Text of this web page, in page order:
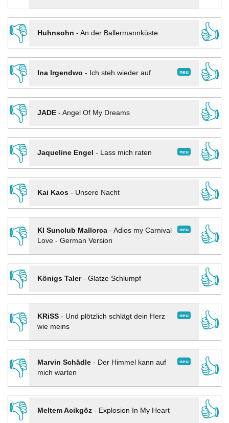
👎
Huhnsohn - An der Ballermannküste
👍
👎
neu
Ina Irgendwo - Ich steh wieder auf
👍
👎
JADE- Angel Of My Dreams
👍
👎
neu
Jaqueline Engel - Lass mich raten
👍
👎
Kai Kaos- Unsere Nacht
👍
👎
neu
KI Sunclub Mallorca- Adios my Carnival
Love - German Version
👍
👎
Königs Taler- Glatze Schlumpf
👍
👎
neu
KRiSS- Und plötzlich schlägt dein Herz
wie meins
👍
👎 neu
Marvin Schädle- Der Himmel kann auf
mich warten
👍
👎
Meltem Acikgöz- Explosion In My Heart
👍